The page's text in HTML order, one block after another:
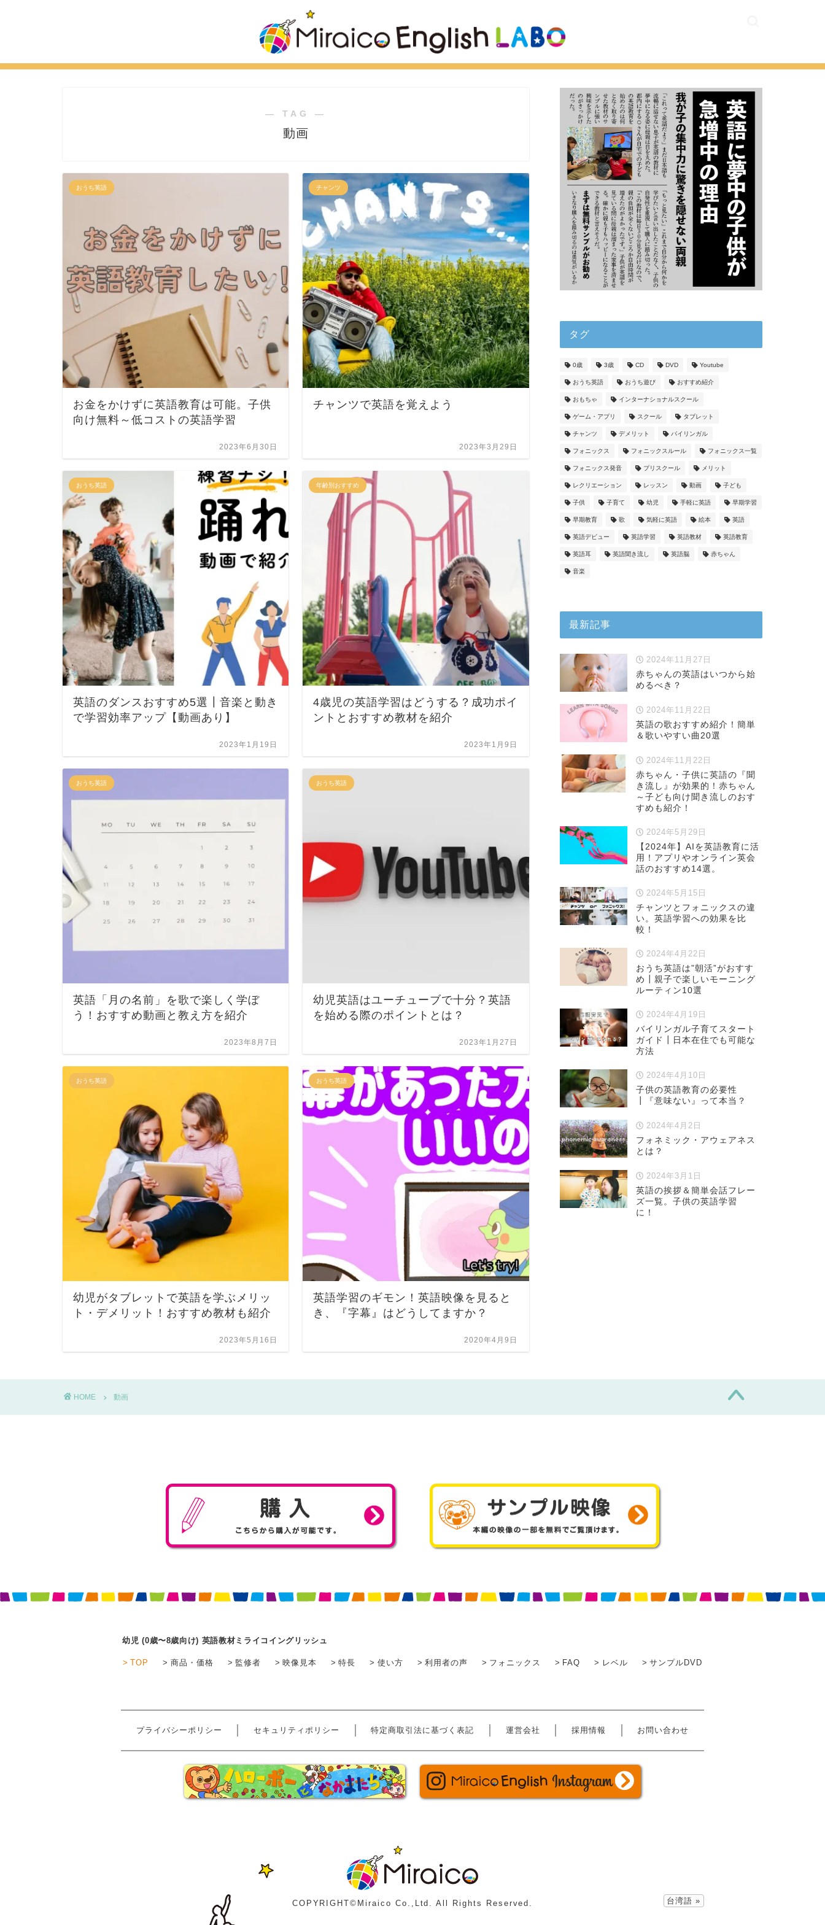
― TAG ―
動画
おうち英語
お金をかけずに英語教育は可能。子供
向け無料～低コストの英語学習
2023年6月30日
チャンツ
チャンツで英語を覚えよう
2023年3月29日
おうち英語
英語のダンスおすすめ5選┃音楽と動き
で学習効率アップ【動画あり】
2023年1月19日
年齢別おすすめ
4歳児の英語学習はどうする？成功ポイ
ントとおすすめ教材を紹介
2023年1月9日
おうち英語
英語「月の名前」を歌で楽しく学ぼ
う！おすすめ動画と教え方を紹介
2023年8月7日
おうち英語
幼児英語はユーチューブで十分？英語
を始める際のポイントとは？
2023年1月27日
おうち英語
幼児がタブレットで英語を学ぶメリッ
ト・デメリット！おすすめ教材も紹介
2023年5月16日
おうち英語
英語学習のギモン！英語映像を見ると
き、『字幕』はどうしてますか？
2020年4月9日
タグ
0歳 3歳 CD DVD Youtube
おうち英語 おうち遊び おすすめ紹介
おもちゃ インターナショナルスクール
ゲーム・アプリ スクール タブレット
チャンツ デメリット バイリンガル
フォニックス フォニックスルール フォニックス一覧
フォニックス発音 プリスクール メリット
レクリエーション レッスン 動画 子ども
子供 子育て 幼児 手軽に英語 早期学習
早期教育 歌 気軽に英語 絵本 英語
英語デビュー 英語学習 英語教材 英語教育
英語耳 英語聞き流し 英語脳 赤ちゃん
音楽
最新記事
2024年11月27日
赤ちゃんの英語はいつから始
めるべき？
2024年11月22日
英語の歌おすすめ紹介！簡単
＆歌いやすい曲20選
2024年11月22日
赤ちゃん・子供に英語の『聞
き流し』が効果的！赤ちゃん
～子ども向け聞き流しのおす
すめも紹介！
2024年5月29日
【2024年】AIを英語教育に活
用！アプリやオンライン英会
話のおすすめ14選。
2024年5月15日
チャンツとフォニックスの違
い。英語学習への効果を比
較！
2024年4月22日
おうち英語は”朝活”がおすす
め┃親子で楽しいモーニング
ルーティン10選
2024年4月19日
バイリンガル子育てスタート
ガイド┃日本在住でも可能な
方法
2024年4月10日
子供の英語教育の必要性
┃『意味ない』って本当？
2024年4月2日
フォネミック・アウェアネス
とは？
2024年3月1日
英語の挨拶＆簡単会話フレー
ズ一覧。子供の英語学習
に！
HOME 動画
購入 サンプル映像
幼児 (0歳〜8歳向け) 英語教材ミライコイングリッシュ
TOP 商品・価格 監修者 映像見本 特長 使い方 利用者の声 フォニックス FAQ レベル サンプルDVD
プライバシーポリシー セキュリティポリシー 特定商取引法に基づく表記 運営会社 採用情報 お問い合わせ
ハローポーとなかまたち
台湾語 »
COPYRIGHT©Miraico Co.,Ltd. All Rights Reserved.